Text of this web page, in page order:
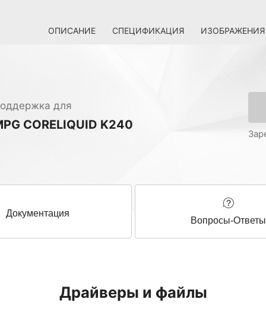
ОПИСАНИЕ СПЕЦИФИКАЦИЯ ИЗОБРАЖЕНИЯ
для
CORELIQUID K240
Документация
Вопросы-Ответы
Драйверы и файлы